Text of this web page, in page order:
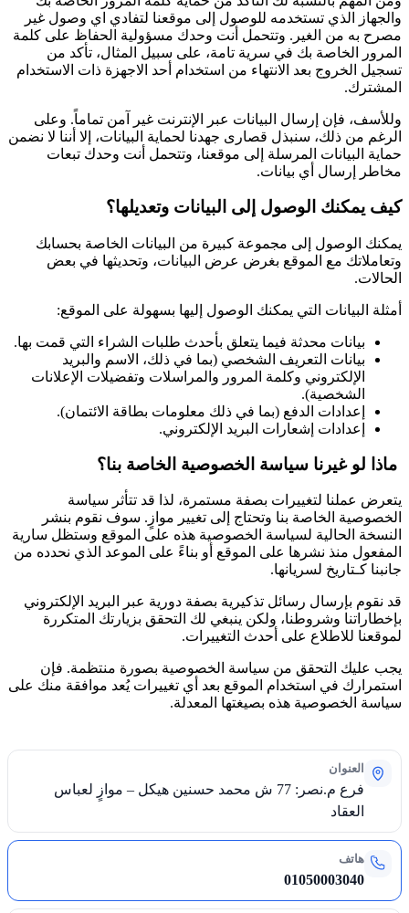
والجهاز الذي تستخدمه للوصول إلى موقعنا لتفادي اي وصول غير
مصرح به من الغير. وتتحمل أنت وحدك مسؤولية الحفاظ على كلمة
المرور الخاصة بك في سرية تامة، على سبيل المثال، تأكد من
تسجيل الخروج بعد الانتهاء من استخدام أحد الاجهزة ذات الاستخدام
المشترك.
وللأسف، فإن إرسال البيانات عبر الإنترنت غير آمن تماماً. وعلى
الرغم من ذلك، سنبذل قصارى جهدنا لحماية البيانات، إلا أننا لا نضمن
حماية البيانات المرسلة إلى موقعنا، وتتحمل أنت وحدك تبعات
مخاطر إرسال أي بيانات.
كيف يمكنك الوصول إلى البيانات وتعديلها؟
يمكنك الوصول إلى مجموعة كبيرة من البيانات الخاصة بحسابك
وتعاملاتك مع الموقع بغرض عرض البيانات، وتحديثها في بعض
الحالات.
أمثلة البيانات التي يمكنك الوصول إليها بسهولة على الموقع:
بيانات محدثة فيما يتعلق بأحدث طلبات الشراء التي قمت بها.
بيانات التعريف الشخصي (بما في ذلك، الاسم والبريد
الإلكتروني وكلمة المرور والمراسلات وتفضيلات الإعلانات
الشخصية).
إعدادات الدفع (بما في ذلك معلومات بطاقة الائتمان).
إعدادات إشعارات البريد الإلكتروني.
ماذا لو غيرنا سياسة الخصوصية الخاصة بنا؟
يتعرض عملنا لتغييرات بصفة مستمرة، لذا قد تتأثر سياسة
الخصوصية الخاصة بنا وتحتاج إلى تغيير موازٍ. سوف نقوم بنشر
النسخة الحالية لسياسة الخصوصية هذه على الموقع وستظل سارية
المفعول منذ نشرها على الموقع أو بناءً على الموعد الذي نحدده من
جانبنا كـتاريخ لسريانها.
قد نقوم بإرسال رسائل تذكيرية بصفة دورية عبر البريد الإلكتروني
بإخطاراتنا وشروطنا، ولكن ينبغي لك التحقق بزيارتك المتكررة
لموقعنا للاطلاع على أحدث التغييرات.
يجب عليك التحقق من سياسة الخصوصية بصورة منتظمة. فإن
استمرارك في استخدام الموقع بعد أي تغييرات يُعد موافقة منك على
سياسة الخصوصية هذه بصيغتها المعدلة.
العنوان
فرع م.نصر: 77 ش محمد حسنين هيكل – موازٍ لعباس
العقاد
هاتف
01050003040